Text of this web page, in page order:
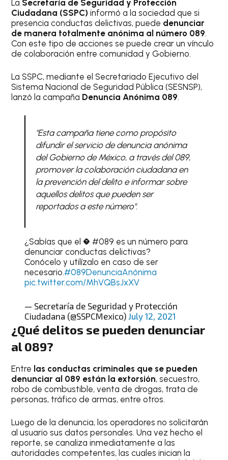
La Secretaría de Seguridad y Protección
Ciudadana (SSPC) informó a la sociedad que si
presencia conductas delictivas, puede denunciar
de manera totalmente anónima al número 089.
Con este tipo de acciones se puede crear un vínculo
de colaboración entre comunidad y Gobierno.
La SSPC, mediante el Secretariado Ejecutivo del
Sistema Nacional de Seguridad Pública (SESNSP),
lanzó la campaña Denuncia Anónima 089.
"Esta campaña tiene como propósito
difundir el servicio de denuncia anónima
del Gobierno de México, a través del 089,
promover la colaboración ciudadana en
la prevención del delito e informar sobre
aquellos delitos que pueden ser
reportados a este número".
¿Sabías que el � #089 es un número para
denunciar conductas delictivas?
Conócelo y utilízalo en caso de ser
necesario.#089DenunciaAnónima
pic.twitter.com/MhVQBsJxXV
— Secretaría de Seguridad y Protección
Ciudadana (@SSPCMexico) July 12, 2021
¿Qué delitos se pueden denunciar
al 089?
Entre las conductas criminales que se pueden
denunciar al 089 están la extorsión, secuestro,
robo de combustible, venta de drogas, trata de
personas, tráfico de armas, entre otros.
Luego de la denuncia, los operadores no solicitarán
al usuario sus datos personales. Una vez hecho el
reporte, se canaliza inmediatamente a las
autoridades competentes, las cuales inician la